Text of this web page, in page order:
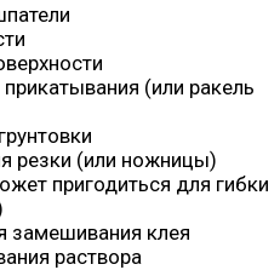
(или ракель
резки (или ножницы)
пригодиться для гибки
замешивания клея
раствора